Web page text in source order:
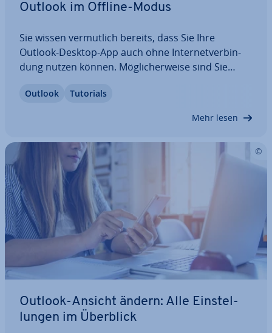
Outlook im Offline-Modus
Sie wissen ver­mut­lich bereits, dass Sie Ihre
Outlook-Desktop-App auch ohne In­ter­net­ver­bin­
dung nutzen können. Mög­li­cher­wei­se sind Sie
vertraut. In diesem Artikel zeigen wir Ihnen anhand
Outlook Tutorials
Mehr lesen
Outlook-Ansicht ändern: Alle Ein­stel­
lun­gen im Überblick